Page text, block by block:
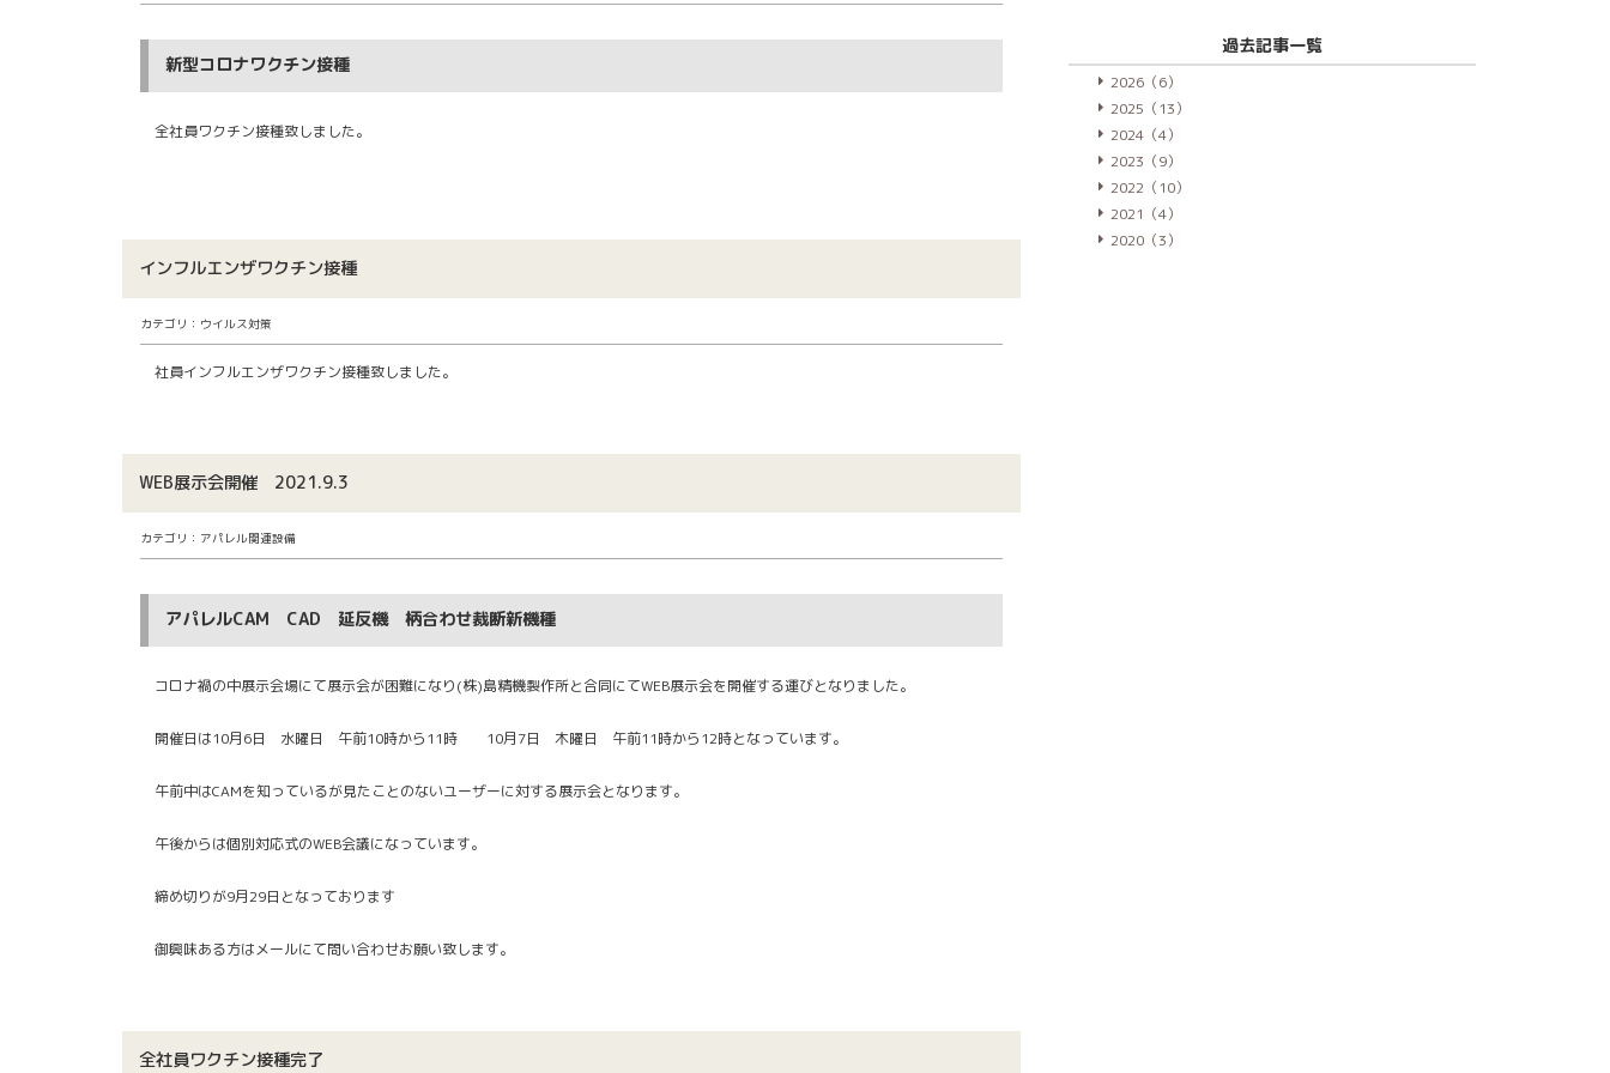
新型コロナワクチン接種
全社員ワクチン接種致しました。
インフルエンザワクチン接種
カテゴリ：ウイルス対策
社員インフルエンザワクチン接種致しました。
WEB展示会開催 2021.9.3
カテゴリ：アパレル関連設備
アパレルCAM CAD 延反機 柄合わせ裁断新機種
コロナ禍の中展示会場にて展示会が困難になり(株)島精機製作所と合同にてWEB展示会を開催する運びとなりました。
開催日は10月6日 水曜日 午前10時から11時 10月7日 木曜日 午前11時から12時となっています。
午前中はCAMを知っているが見たことのないユーザーに対する展示会となります。
午後からは個別対応式のWEB会議になっています。
締め切りが9月29日となっております
御興味ある方はメールにて問い合わせお願い致します。
全社員ワクチン接種完了
過去記事一覧
2026（6）
2025（13）
2024（4）
2023（9）
2022（10）
2021（4）
2020（3）